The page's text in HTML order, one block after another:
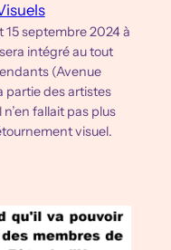
15 septembre 2024 à
intégré au tout
(Avenue
partie des artistes
fallait pas plus
visuel.